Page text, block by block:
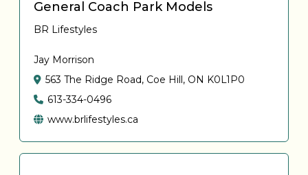
General Coach Park Models
BR Lifestyles
Jay Morrison
563 The Ridge Road, Coe Hill, ON K0L1P0
613-334-0496
www.brlifestyles.ca